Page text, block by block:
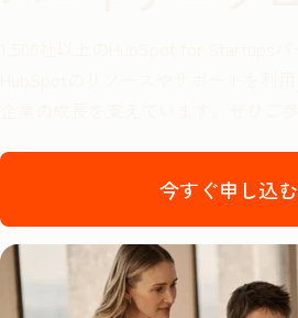
今すぐ申し込む